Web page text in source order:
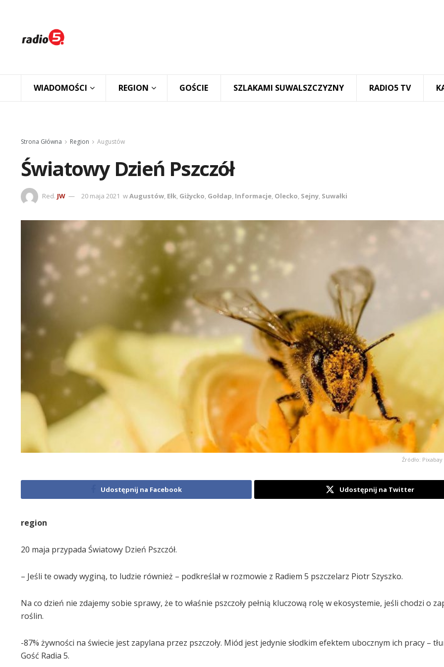
WIADOMOŚCI REGION GOŚCIE SZLAKAMI SUWALSZCZYZNY RADIO5 TV
Strona Główna Region Augustów
Światowy Dzień Pszczół
Red. JW 20 maja 2021 wAugustów, Ełk, Giżycko, Gołdap, Informacje, Olecko, Sejny, Suwałki
Źródło:
Udostępnij na Facebook Udostępnij na Twitter
region
20 maja przypada Światowy Dzień Pszczół.
– Jeśli te owady wyginą, to ludzie również – podkreślał w rozmowie z Radiem 5 pszczelarz Piotr Szyszko.
Na co dzień nie zdajemy sobie sprawy, że to właśnie pszczoły pełnią kluczową rolę w ekosystemie, jeśli chodzi o
roślin.
-87% żywności na świecie jest zapylana przez pszczoły. Miód jest jedynie słodkim efektem ubocznym ich pracy –
Gość Radia 5.